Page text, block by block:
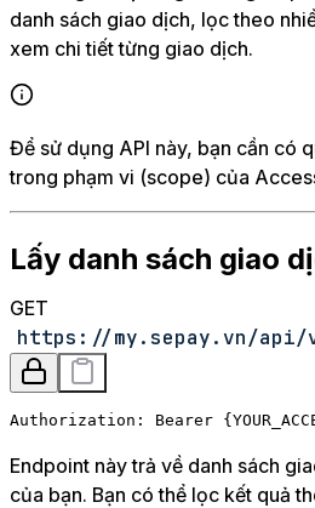
danh sách giao dịch, lọc theo
xem chi tiết từng giao dịch.
Để sử dụng API này, bạn cần có
trong phạm vi (scope) của
Lấy danh sách giao
GET
https://my.sepay.vn/api/
Authorization: Bearer
Endpoint này trả về danh sách
của bạn. Bạn có thể lọc kết quả